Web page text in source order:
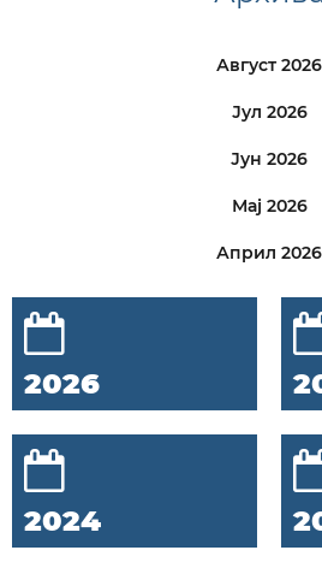
Август 2026
Јул 2026
Јун 2026
Мај 2026
Април 2026
2026
2024